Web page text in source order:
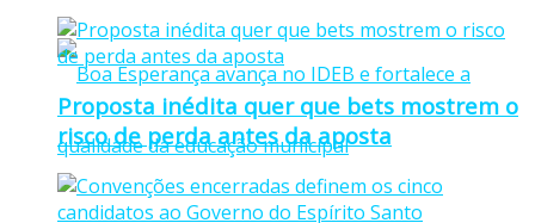
Proposta inédita quer que bets mostrem o
risco de perda antes da aposta